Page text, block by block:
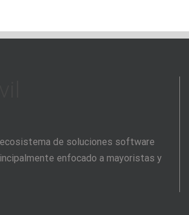
de soluciones software
enfocado a mayoristas y